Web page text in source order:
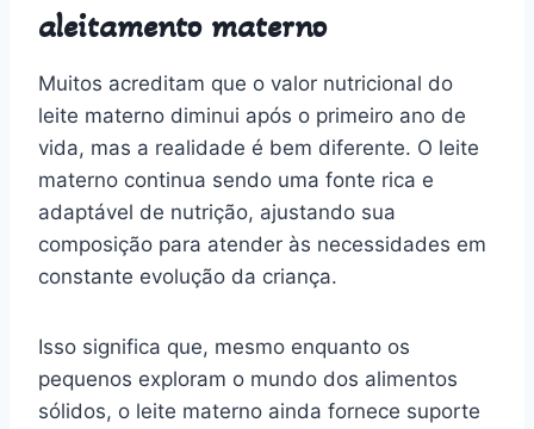
aleitamento materno
Muitos acreditam que o valor nutricional do
leite materno diminui após o primeiro ano de
vida, mas a realidade é bem diferente. O leite
materno continua sendo uma fonte rica e
adaptável de nutrição, ajustando sua
composição para atender às necessidades em
constante evolução da criança.
Isso significa que, mesmo enquanto os
pequenos exploram o mundo dos alimentos
sólidos, o leite materno ainda fornece suporte